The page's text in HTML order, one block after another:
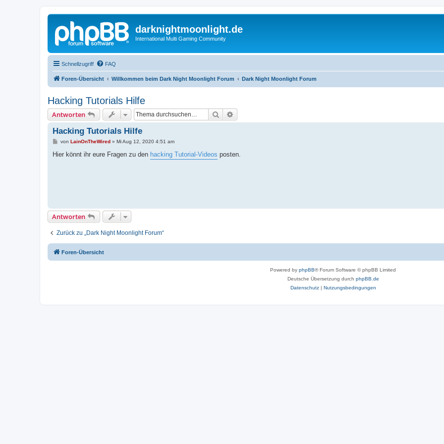
darknightmoonlight.de
International Multi Gaming Community
Schnellzugriff FAQ
Foren-Übersicht Willkommen beim Dark Night Moonlight Forum Dark Night Moonlight Forum
Hacking Tutorials Hilfe
Antworten Suche
Hacking Tutorials Hilfe
B
i
von LainOnTheWired» Mi Aug 12, 2020 4:51 am
Hier könnt ihr eure Fragen zu den hacking Tutorial-Videos posten.
Antworten
Zurück zu „Dark Night Moonlight Forum“
Foren-Übersicht
Powered by phpBB® Forum Software © phpBB Limited
Deutsche Übersetzung durch phpBB.de
Datenschutz| Nutzungsbedingungen